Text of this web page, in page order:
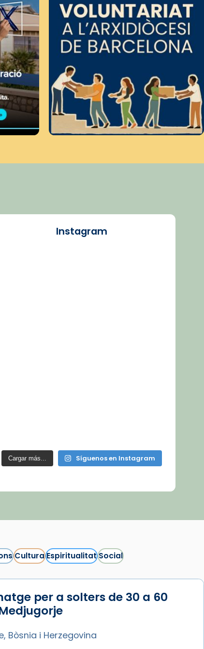
Instagram
Cargar más... Síguenos en Instagram
CulturaEspiritualitatSocial
per a solters de 30 a 60
Bòsnia i Herzegovina